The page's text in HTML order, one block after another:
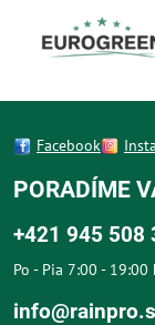
Facebook
PORADÍME
+421 945 508
Po - Pia 7:00 - 19:00